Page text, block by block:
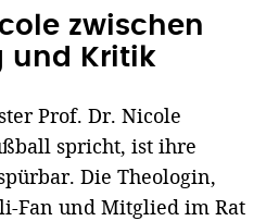
zwischen
und Kritik
Prof. Dr. Nicole
spricht, ist ihre
Die Theologin,
Fan und Mitglied im Rat